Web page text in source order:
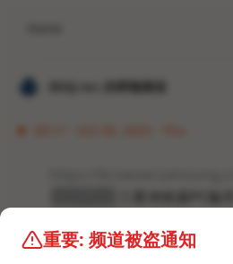
𝐙𝐆𝐐 ɪɴᴄ.的唠嗑频道
重要: 频道被盗通知